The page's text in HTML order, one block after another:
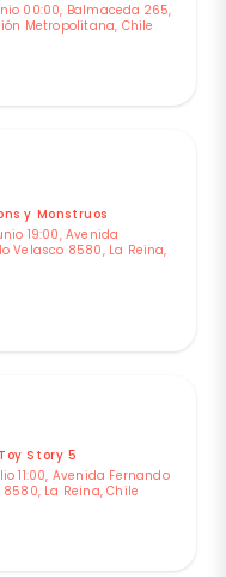
00:00, Balmaceda 265,
Metropolitana, Chile
y Monstruos
19:00, Avenida
Velasco 8580, La Reina,
Toy Story 5
11:00, Avenida Fernando
La Reina, Chile